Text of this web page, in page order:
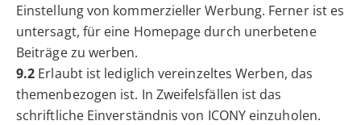
Einstellung von kommerzieller Werbung. Ferner ist es
untersagt, für eine Homepage durch unerbetene
Beiträge zu werben.
9.2 Erlaubt ist lediglich vereinzeltes Werben, das
themenbezogen ist. In Zweifelsfällen ist das
schriftliche Einverständnis von ICONY einzuholen.